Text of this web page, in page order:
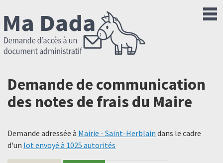
Demande de communication
des notes de frais du Maire
Demande adressée à Mairie - Saint-Herblain dans le cadre
d'un lot envoyé à 1025 autorités